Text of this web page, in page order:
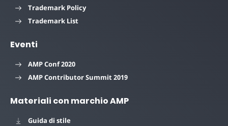
Trademark Policy
Trademark List
Eventi
AMP Conf 2020
AMP Contributor Summit 2019
Materiali con marchio AMP
Guida di stile